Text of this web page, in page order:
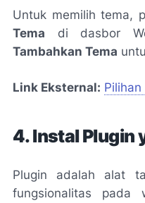
Untuk memilih tema,
Tema di dasbor
Tambahkan Tema
Link Eksternal:
4. Instal Plugin
Plugin adalah alat
fungsionalitas pada